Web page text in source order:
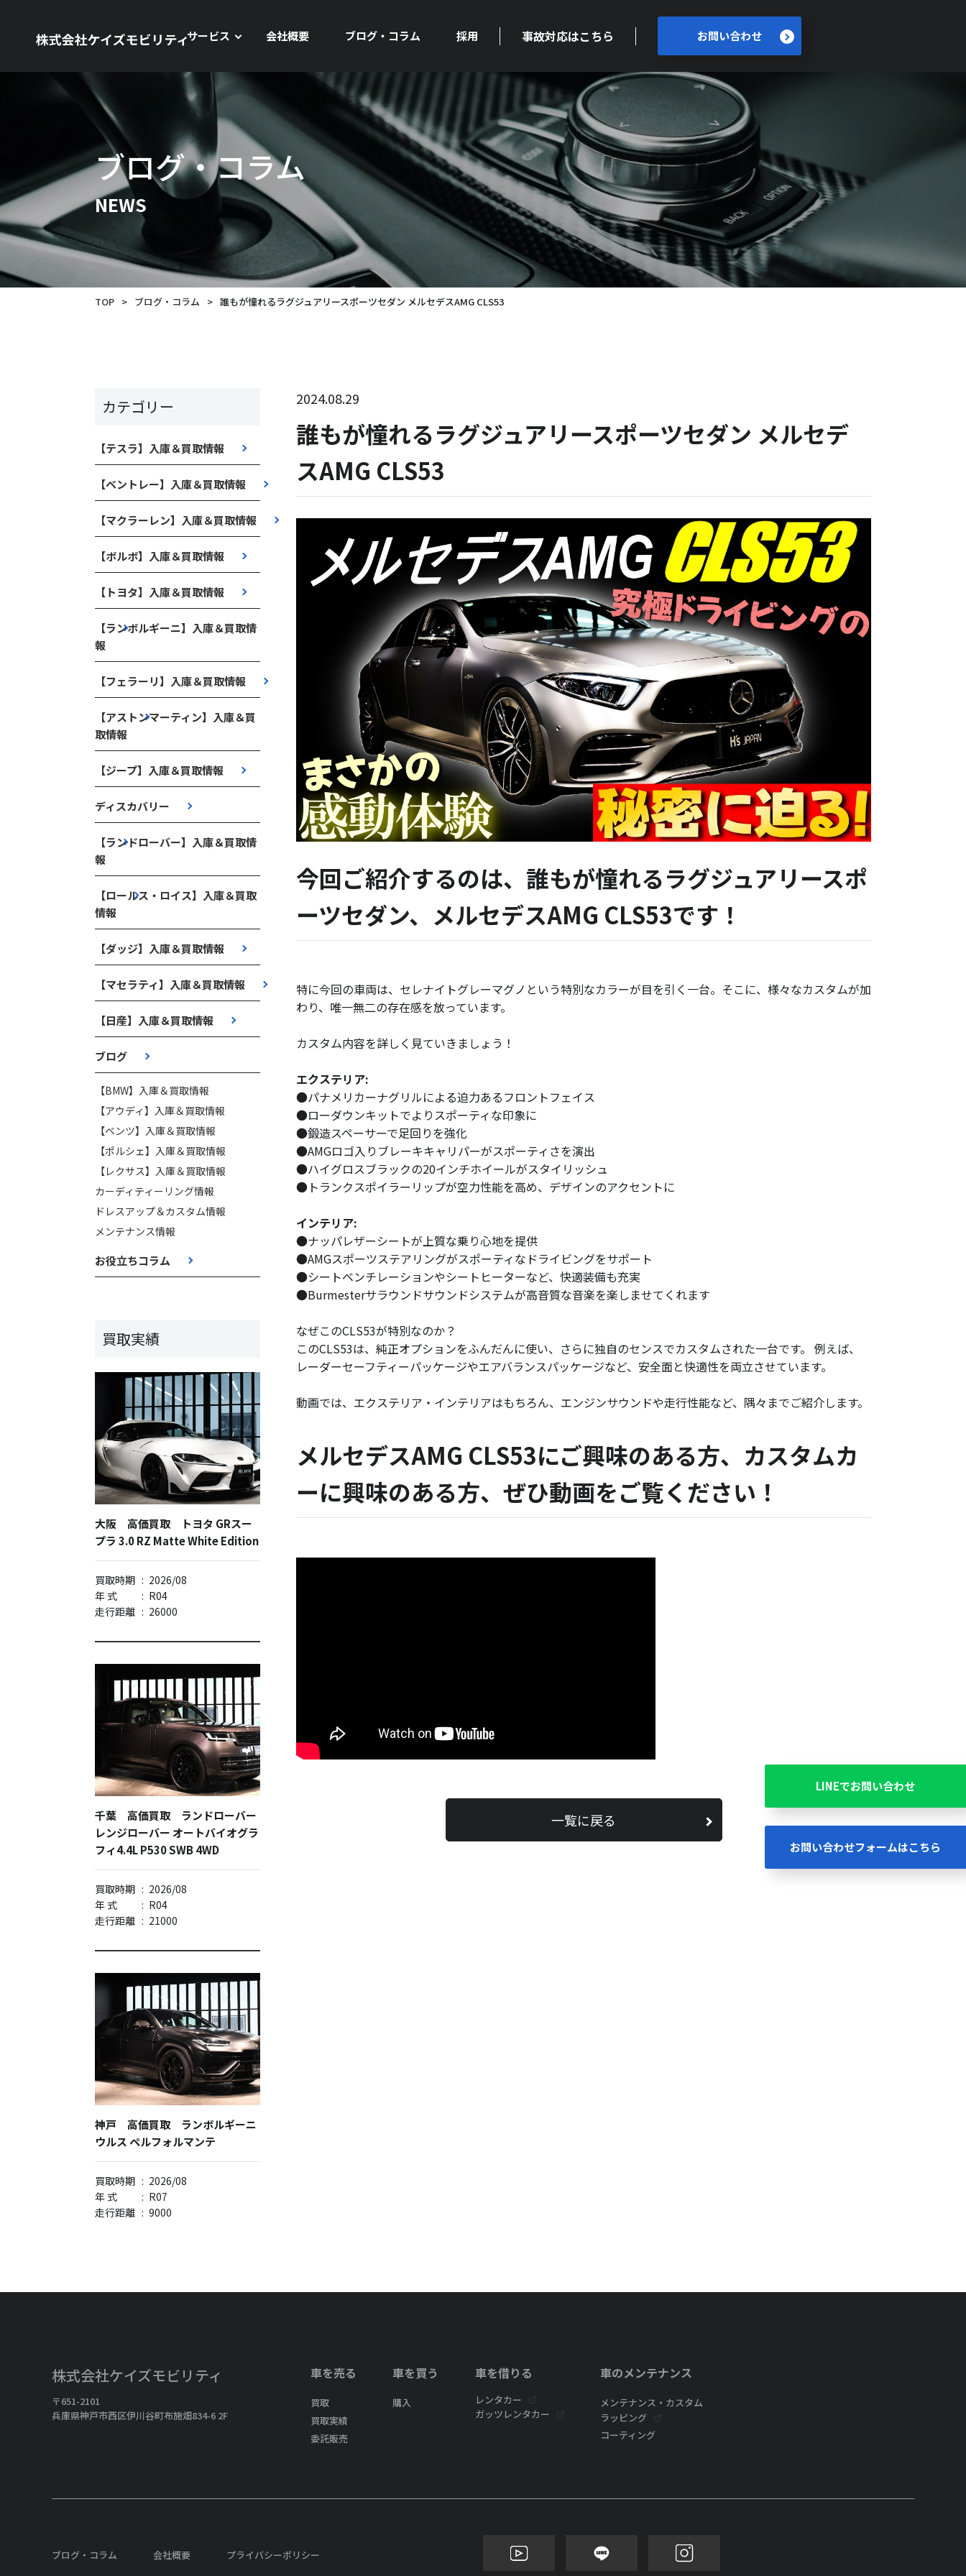
サービス 会社概要 ブログ・コラム 採用 事故対応はこちら お問い合わせ
ブログ・コラム
NEWS
TOP > ブログ・コラム > 誰もが憧れるラグジュアリースポーツセダン メルセデスAMG CLS53
LINEでお問い合わせ
お問い合わせフォームはこちら
カテゴリー
【テスラ】入庫＆買取情報
【ベントレー】入庫＆買取情報
【マクラーレン】入庫＆買取情報
【ボルボ】入庫＆買取情報
【トヨタ】入庫＆買取情報
【ランボルギーニ】入庫＆買取情
報
【フェラーリ】入庫＆買取情報
【アストンマーティン】入庫＆買
取情報
【ジープ】入庫＆買取情報
ディスカバリー
【ランドローバー】入庫＆買取情
報
【ロールス・ロイス】入庫＆買取
情報
【ダッジ】入庫＆買取情報
【マセラティ】入庫＆買取情報
【日産】入庫＆買取情報
ブログ
【BMW】入庫＆買取情報
【アウディ】入庫＆買取情報
【ベンツ】入庫＆買取情報
【ポルシェ】入庫＆買取情報
【レクサス】入庫＆買取情報
カーディティーリング情報
ドレスアップ＆カスタム情報
メンテナンス情報
お役立ちコラム
買取実績
大阪 高価買取 トヨタ GRスー
プラ 3.0 RZ Matte White Edition
買取時期 : 2026/08
年 式
: R04
走行距離 : 26000
千葉 高価買取 ランドローバー
レンジローバー オートバイオグラ
フィ4.4L P530 SWB 4WD
買取時期 : 2026/08
年 式
: R04
走行距離 : 21000
神戸 高価買取 ランボルギーニ
ウルス ペルフォルマンテ
買取時期 : 2026/08
年 式
: R07
走行距離 : 9000
2024.08.29
誰もが憧れるラグジュアリースポーツセダン メルセデ
スAMG CLS53
今回ご紹介するのは、誰もが憧れるラグジュアリースポ
ーツセダン、メルセデスAMG CLS53です！
特に今回の車両は、セレナイトグレーマグノという特別なカラーが目を引く一台。そこに、様々なカスタムが加
わり、唯一無二の存在感を放っています。
カスタム内容を詳しく見ていきましょう！
エクステリア:
●パナメリカーナグリルによる迫力あるフロントフェイス
●ローダウンキットでよりスポーティな印象に
●鍛造スペーサーで足回りを強化
●AMGロゴ入りブレーキキャリパーがスポーティさを演出
●ハイグロスブラックの20インチホイールがスタイリッシュ
●トランクスポイラーリップが空力性能を高め、デザインのアクセントに
インテリア:
●ナッパレザーシートが上質な乗り心地を提供
●AMGスポーツステアリングがスポーティなドライビングをサポート
●シートベンチレーションやシートヒーターなど、快適装備も充実
●Burmesterサラウンドサウンドシステムが高音質な音楽を楽しませてくれます
なぜこのCLS53が特別なのか？
このCLS53は、純正オプションをふんだんに使い、さらに独自のセンスでカスタムされた一台です。 例えば、
レーダーセーフティーパッケージやエアバランスパッケージなど、安全面と快適性を両立させています。
動画では、エクステリア・インテリアはもちろん、エンジンサウンドや走行性能など、隅々までご紹介します。
メルセデスAMG CLS53にご興味のある方、カスタムカ
ーに興味のある方、ぜひ動画をご覧ください！
一覧に戻る
株式会社ケイズモビリティ
〒651-2101
兵庫県神戸市西区伊川谷町布施畑834-6 2F
車を売る
買取
買取実績
委託販売
車を買う
購入
車を借りる
レンタカー
ガッツレンタカー
車のメンテナンス
メンテナンス・カスタム
ラッピング
コーティング
ブログ・コラム 会社概要 プライバシーポリシー